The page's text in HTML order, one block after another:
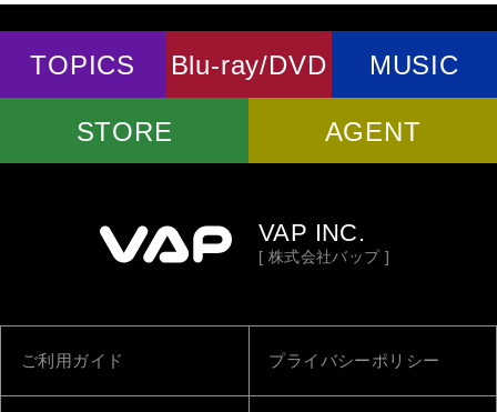
TOPICS Blu-ray/DVD MUSIC
STORE AGENT
VAP INC.
[ 株式会社バップ ]
ご利用ガイド プライバシーポリシー